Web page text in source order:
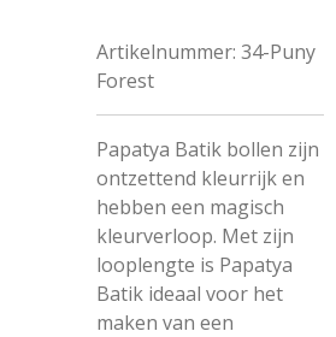
Artikelnummer: 34-Puny
Forest
Papatya Batik bollen zijn
ontzettend kleurrijk en
hebben een magisch
kleurverloop. Met zijn
looplengte is Papatya
Batik ideaal voor het
maken van een